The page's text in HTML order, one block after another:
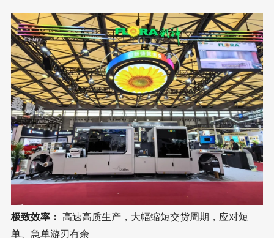
极致效率： 高速高质生产，大幅缩短交货周期，应对短
单、急单游刃有余